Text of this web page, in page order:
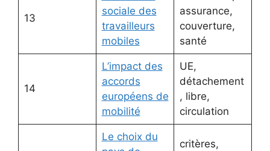
13
sociale des
travailleurs
mobiles
assurance,
couverture,
santé
14
L’impact des
accords
européens de
mobilité
UE,
détachement
, libre,
circulation
Le choix du
critères,